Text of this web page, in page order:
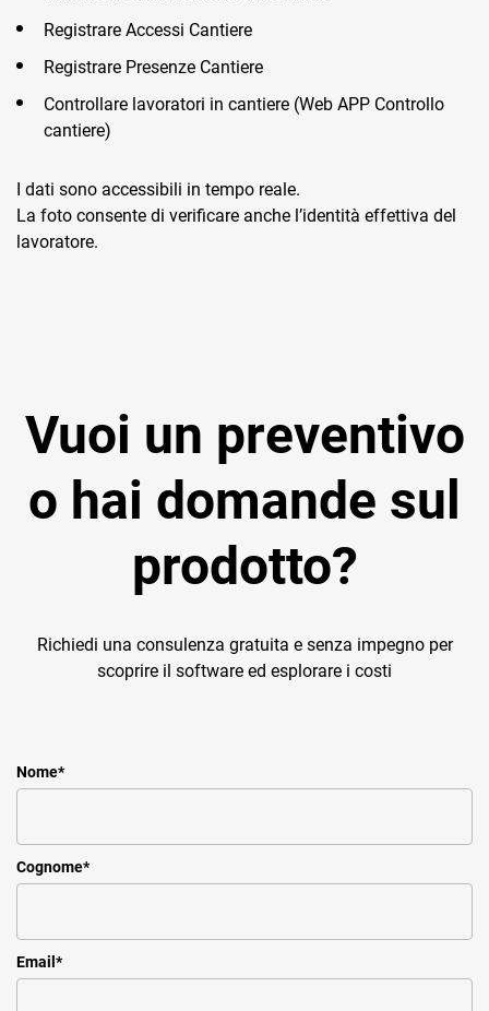
Registrare Accessi Cantiere
Registrare Presenze Cantiere
Controllare lavoratori in cantiere (Web APP Controllo
cantiere)
I dati sono accessibili in tempo reale.
La foto consente di verificare anche l’identità effettiva del
lavoratore.
Vuoi un preventivo
o hai domande sul
prodotto?
Richiedi una consulenza gratuita e senza impegno per
scoprire il software ed esplorare i costi
Nome*
Cognome*
Email *